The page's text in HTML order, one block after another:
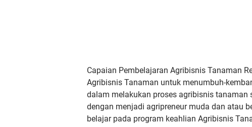
Capaian Pembelajaran Agribisnis Tanaman
Agribisnis Tanaman untuk menumbuh-
dalam melakukan proses agribisnis tanaman
dengan menjadi agripreneur muda dan atau
belajar pada program keahlian Agribisnis